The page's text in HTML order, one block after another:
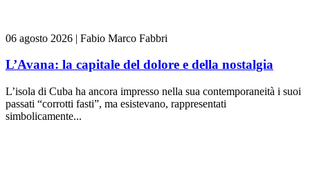
06 agosto 2026 | Fabio Marco Fabbri
L’Avana: la capitale del dolore e della nostalgia
L’isola di Cuba ha ancora impresso nella sua contemporaneità i suoi
passati “corrotti fasti”, ma esistevano, rappresentati
simbolicamente...